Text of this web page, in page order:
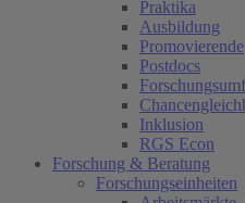
Praktika
Ausbildung
Promovierende
Postdocs
Inklusion
RGS Econ
Forschung & Beratung
Forschungseinheiten